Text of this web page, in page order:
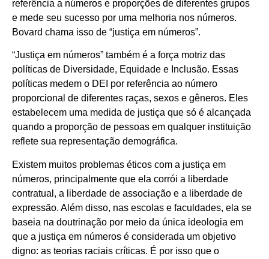
referência a números e proporções de diferentes grupos
e mede seu sucesso por uma melhoria nos números.
Bovard chama isso de “justiça em números”.
“Justiça em números” também é a força motriz das
políticas de Diversidade, Equidade e Inclusão. Essas
políticas medem o DEI por referência ao número
proporcional de diferentes raças, sexos e gêneros. Eles
estabelecem uma medida de justiça que só é alcançada
quando a proporção de pessoas em qualquer instituição
reflete sua representação demográfica.
Existem muitos problemas éticos com a justiça em
números, principalmente que ela corrói a liberdade
contratual, a liberdade de associação e a liberdade de
expressão. Além disso, nas escolas e faculdades, ela se
baseia na doutrinação por meio da única ideologia em
que a justiça em números é considerada um objetivo
digno: as teorias raciais críticas. É por isso que o